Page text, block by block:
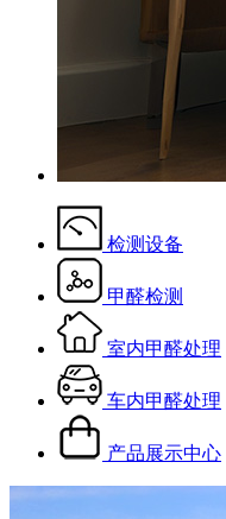
检测设备
甲醛检测
室内甲醛处理
车内甲醛处理
产品展示中心